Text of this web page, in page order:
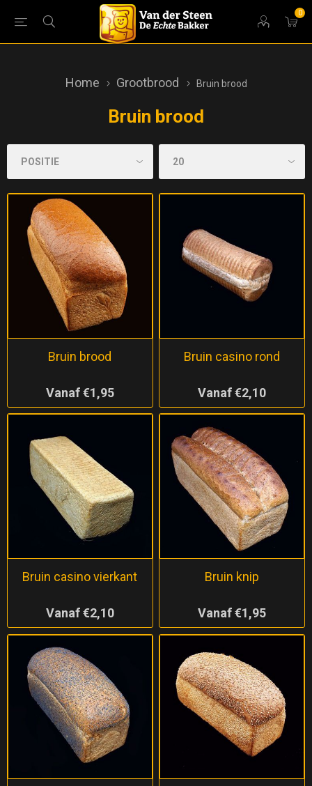
0
Home Grootbrood Bruin brood
Bruin brood
Bruin brood
Vanaf €1,95
Bruin casino rond
Vanaf €2,10
Bruin casino vierkant
Vanaf €2,10
Bruin knip
Vanaf €1,95